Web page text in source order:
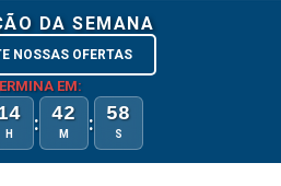
DA SEMANA
NOSSAS OFERTAS
EM:
H : 42
M : 58
S